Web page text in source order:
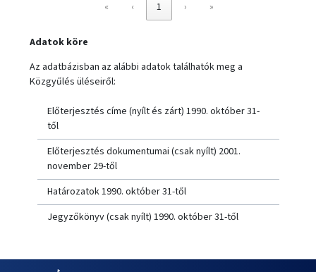
«
‹ 1 › »
Adatok köre
Az adatbázisban az alábbi adatok találhatók meg a
Közgyűlés üléseiről:
Előterjesztés címe (nyílt és zárt) 1990. október 31-
től
Előterjesztés dokumentumai (csak nyílt) 2001.
november 29-től
Határozatok 1990. október 31-től
Jegyzőkönyv (csak nyílt) 1990. október 31-től